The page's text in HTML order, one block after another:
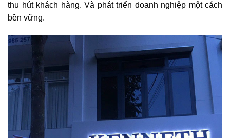
thu hút khách hàng. Và phát triển doanh nghiệp một cách
bền vững.